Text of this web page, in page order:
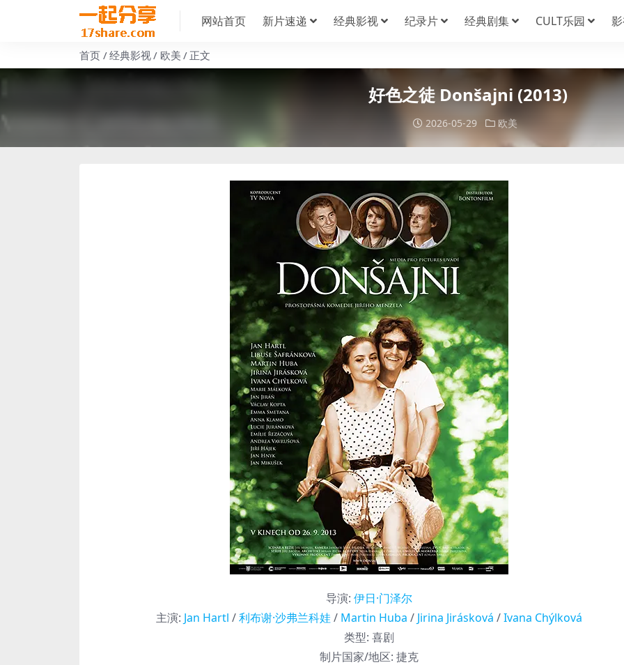
网站首页 新片速递 经典影视 纪录片 经典剧集 CULT乐园
首页 经典影视 欧美 正文
好色之徒 Donšajni (2013)
2026-05-29 欧美
导演: 伊日·门泽尔
主演: Jan Hartl /利布谢·沙弗兰科娃/ Martin Huba / Jirina Jirásková /Ivana Chýlková
类型: 喜剧
制片国家/地区: 捷克